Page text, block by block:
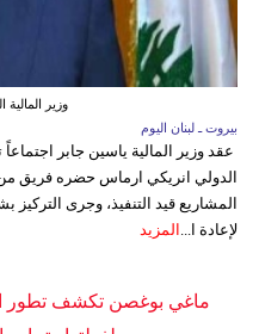
وزير المالية
بيروت ـ لبنان اليوم
عقد وزير المالية ياسين جابر
الدولي انريكي ارماس حضره فريق
لإعادة ا... المزيد
ماغي بوغصن تكشف تطور